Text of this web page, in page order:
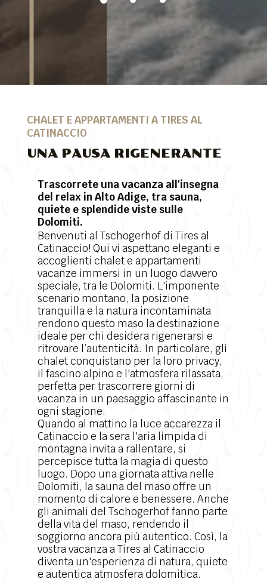
CHALET E APPARTAMENTI A TIRES AL
CATINACCIO
UNA PAUSA RIGENERANTE
Trascorrete una vacanza all'insegna
del relax in Alto Adige, tra sauna,
quiete e splendide viste sulle
Dolomiti.
Benvenuti al Tschogerhof di Tires al
Catinaccio! Qui vi aspettano eleganti e
accoglienti chalet e appartamenti
vacanze immersi in un luogo davvero
speciale, tra le Dolomiti. L'imponente
scenario montano, la posizione
tranquilla e la natura incontaminata
rendono questo maso la destinazione
ideale per chi desidera rigenerarsi e
ritrovare l’autenticità. In particolare, gli
chalet conquistano per la loro privacy,
il fascino alpino e l'atmosfera rilassata,
perfetta per trascorrere giorni di
vacanza in un paesaggio affascinante in
ogni stagione.
Quando al mattino la luce accarezza il
Catinaccio e la sera l'aria limpida di
montagna invita a rallentare, si
percepisce tutta la magia di questo
luogo. Dopo una giornata attiva nelle
Dolomiti, la sauna del maso offre un
momento di calore e benessere. Anche
gli animali del Tschogerhof fanno parte
della vita del maso, rendendo il
soggiorno ancora più autentico. Così, la
vostra vacanza a Tires al Catinaccio
diventa un'esperienza di natura, quiete
e autentica atmosfera dolomitica.